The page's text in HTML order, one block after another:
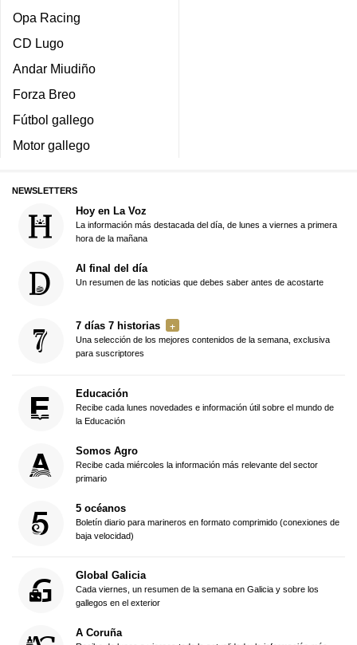
Opa Racing
CD Lugo
Andar Miudiño
Forza Breo
Fútbol gallego
Motor gallego
NEWSLETTERS
Hoy en La Voz
La información más destacada del día, de lunes a viernes a primera
hora de la mañana
Al final del día
Un resumen de las noticias que debes saber antes de acostarte
7 días 7 historias
Una selección de los mejores contenidos de la semana, exclusiva
para suscriptores
Educación
Recibe cada lunes novedades e información útil sobre el mundo de
la Educación
Somos Agro
Recibe cada miércoles la información más relevante del sector
primario
5 océanos
Boletín diario para marineros en formato comprimido (conexiones de
baja velocidad)
Global Galicia
Cada viernes, un resumen de la semana en Galicia y sobre los
gallegos en el exterior
A Coruña